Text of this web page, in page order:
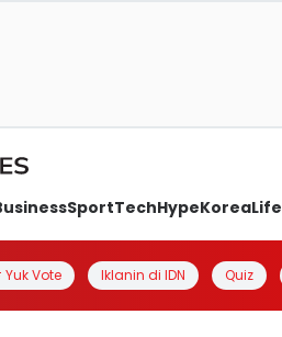
SportTechHypeKoreaLife
Yuk Vote Iklanin di IDN Quiz